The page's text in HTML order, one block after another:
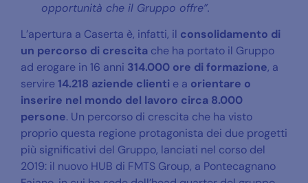
opportunità che il Gruppo offre”.
L’apertura a Caserta è, infatti, il consolidamento di
un percorso di crescita che ha portato il Gruppo
ad erogare in 16 anni 314.000 ore di formazione, a
servire14.218 aziende clienti e a orientare o
inserire nel mondo del lavoro circa 8.000
persone. Un percorso di crescita che ha visto
proprio questa regione protagonista dei due progetti
più significativi del Gruppo, lanciati nel corso del
2019: il nuovo HUB di FMTS Group, a Pontecagnano